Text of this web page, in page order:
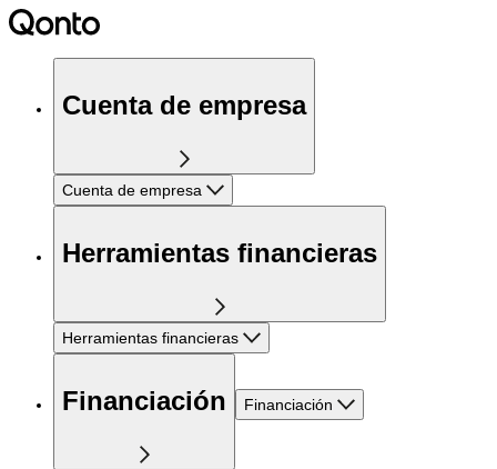
Cuenta de empresa
Cuenta de empresa
Herramientas financieras
Herramientas financieras
Financiación Financiación